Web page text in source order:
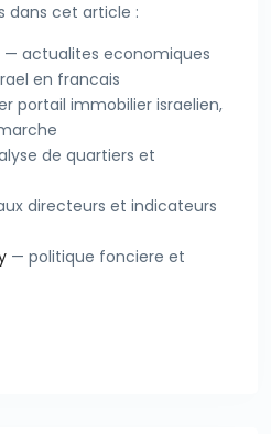
dans cet article :
— actualites economiques
en francais
portail immobilier israelien,
de quartiers et
directeurs et indicateurs
— politique fonciere et